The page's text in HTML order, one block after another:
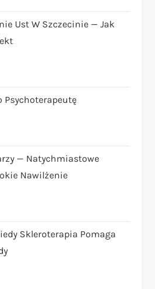
Ust W Szczecinie — Jak
Psychoterapeutę
— Natychmiastowe
Nawilżenie
Skleroterapia Pomaga